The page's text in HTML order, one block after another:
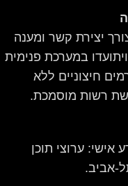
יצירת קשר ומענה
במערכת פנימית
חיצוניים ללא
רשות מוסמכת.
אישי: ערוצי תוכן